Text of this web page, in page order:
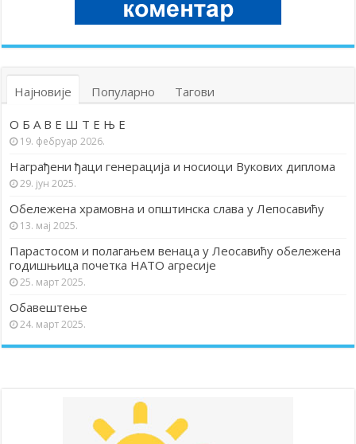
Најновије Популарно Тагови
О Б А В Е Ш Т Е Њ Е
19. фебруар 2026.
Награђени ђаци генерација и носиоци Вукових диплома
29. јун 2025.
Обележена храмовна и општинска слава у Лепосавићу
13. мај 2025.
Парастосом и полагањем венаца у Леосавићу обележена
годишњица почетка НАТО агресије
25. март 2025.
Обавештење
24. март 2025.